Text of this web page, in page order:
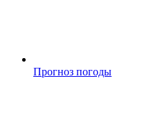
Прогноз погоды